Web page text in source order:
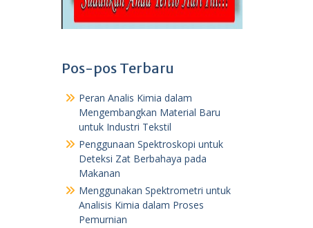
Pos-pos Terbaru
Peran Analis Kimia dalam
Mengembangkan Material Baru
untuk Industri Tekstil
Penggunaan Spektroskopi untuk
Deteksi Zat Berbahaya pada
Makanan
Menggunakan Spektrometri untuk
Analisis Kimia dalam Proses
Pemurnian